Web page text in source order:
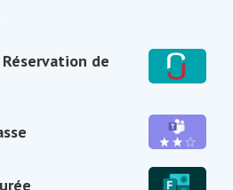
Réservation de
Procédure
|
|
Réservation
de
Teams
|
Travail
Forms